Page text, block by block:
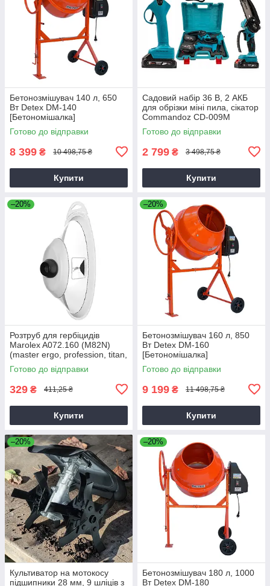
Бетонозмішувач 140 л, 650
Вт Detex DM-140
[Бетономішалка]
Готово до відправки
8 399 ₴ 10 498,75 ₴
Купити
Садовий набір 36 В, 2 АКБ
для обрізки міні пила, сікатор
Commandoz CD-009M
Готово до відправки
2 799 ₴ 3 498,75 ₴
Купити
–20%
Розтруб для гербіцидів
Marolex A072.160 (M82N)
(master ergo, profession, titan,
x-line)
Готово до відправки
329 ₴ 411,25 ₴
Купити
–20%
Бетонозмішувач 160 л, 850
Вт Detex DM-160
[Бетономішалка]
Готово до відправки
9 199 ₴ 11 498,75 ₴
Купити
–20%
Культиватор на мотокосу
підшипники 28 мм, 9 шліців з
–20%
Бетонозмішувач 180 л, 1000
Вт Detex DM-180